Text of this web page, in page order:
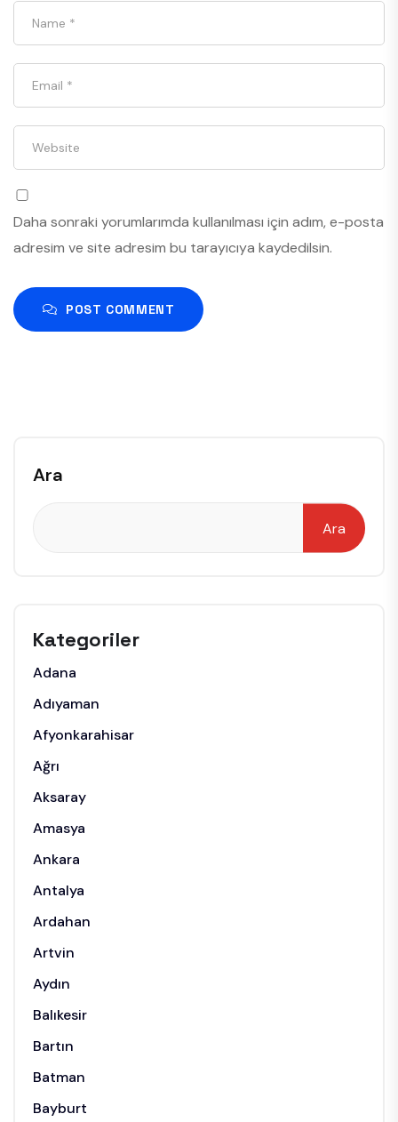
Daha sonraki yorumlarımda kullanılması için adım, e-posta
adresim ve site adresim bu tarayıcıya kaydedilsin.
POST COMMENT
Ara
Ara
Kategoriler
Adana
Adıyaman
Afyonkarahisar
Ağrı
Aksaray
Amasya
Ankara
Antalya
Ardahan
Artvin
Aydın
Balıkesir
Bartın
Batman
Bayburt